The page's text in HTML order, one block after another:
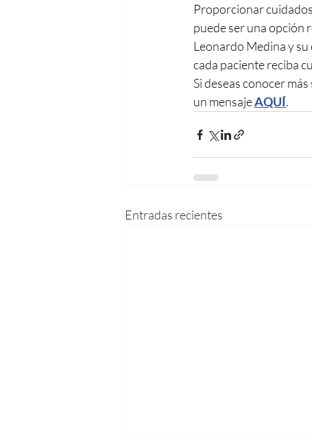
Proporcionar
puede ser una opción
Leonardo Medina y
cada paciente reciba
Si deseas conocer
un mensaje AQUÍ.
Entradas recientes